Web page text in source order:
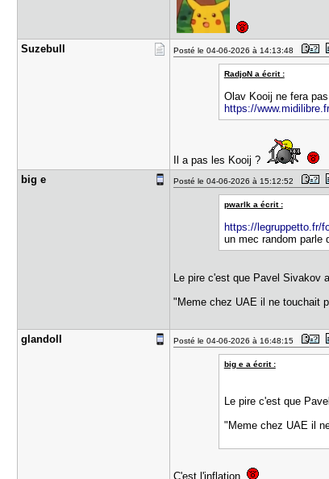
Suzebull Posté le 04-06-2026 à 14:13:48
RadjoN a écrit :
Olav Kooij ne fera
https://
Il a pas les Kooij ?
big e
Posté le 04-06-2026 à 15:12:52
pwarlk a écrit :
https://legruppetto.fr/
un mec random parle
Le pire c'est que Pavel Sivakov
"Meme chez UAE il ne touchait
glandoll Posté le 04-06-2026 à 16:48:15
big e a écrit :
Le pire c'est que
"Meme chez UAE il
C'est l'inflation